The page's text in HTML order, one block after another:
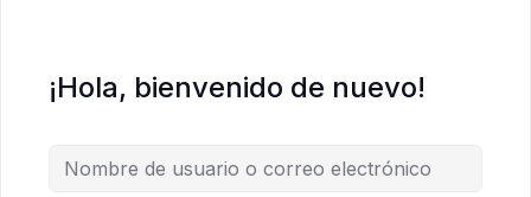
¡Hola, bienvenido de nuevo!